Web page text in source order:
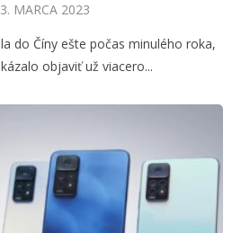
MARCA 2023
do Číny ešte počas minulého roka,
objaviť už viacero...